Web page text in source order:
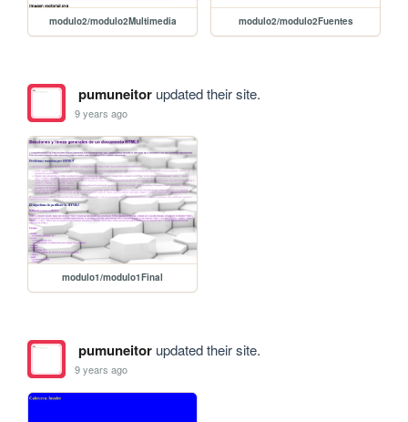
modulo2/modulo2Multimedia modulo2/modulo2Fuentes
pumuneitorupdated their site.
9 years ago
modulo1/modulo1Final
pumuneitorupdated their site.
9 years ago